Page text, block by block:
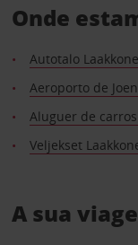
Onde
Autotalo
Aeroporto de
Aluguer de carros
Veljekset
A sua